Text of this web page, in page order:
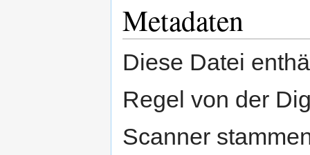
Metadaten
Diese Datei
Regel von der
Scanner